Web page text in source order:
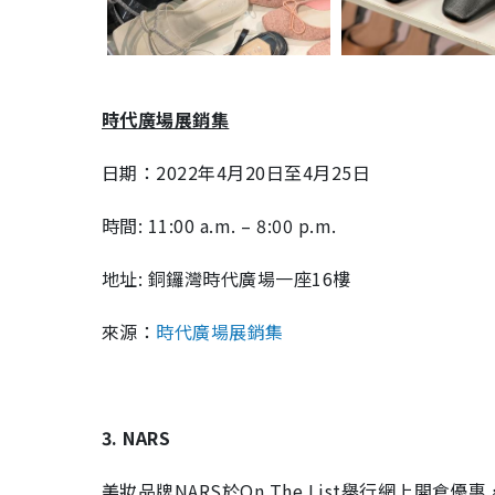
時代廣場展銷集
日期：2022年4月20日至4月25日
時間: 11:00 a.m. – 8:00 p.m.
地址: 銅鑼灣時代廣場一座16樓
來源： 時代廣場展銷集
3. NARS